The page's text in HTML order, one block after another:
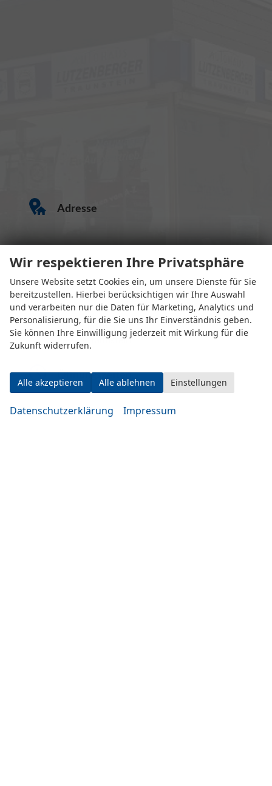
Adresse
Eugen-Rosner-Str. 16
83278 Traunstein
Öffnungszeiten
Wir respektieren Ihre Privatsphäre
Unsere Website setzt Cookies ein, um unsere Dienste für Sie
bereitzustellen. Hierbei berücksichtigen wir Ihre Auswahl
und verarbeiten nur die Daten für Marketing, Analytics und
Personalisierung, für die Sie uns Ihr Einverständnis geben.
Sie können Ihre Einwilligung jederzeit mit Wirkung für die
Zukunft widerrufen.
Alle akzeptieren Alle ablehnen Einstellungen
Datenschutzerklärung Impressum